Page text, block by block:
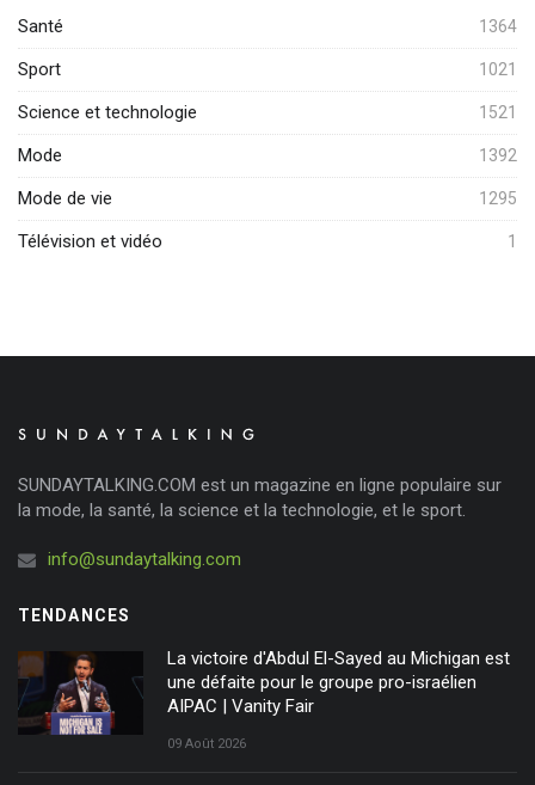
Santé 1364
Sport 1021
Science et technologie 1521
Mode 1392
Mode de vie 1295
Télévision et vidéo 1
SUNDAYTALKING.COM est un magazine en ligne populaire sur
la mode, la santé, la science et la technologie, et le sport.
info@sundaytalking.com
TENDANCES
La victoire d'Abdul El-Sayed au Michigan est
une défaite pour le groupe pro-israélien
AIPAC | Vanity Fair
09 Août 2026